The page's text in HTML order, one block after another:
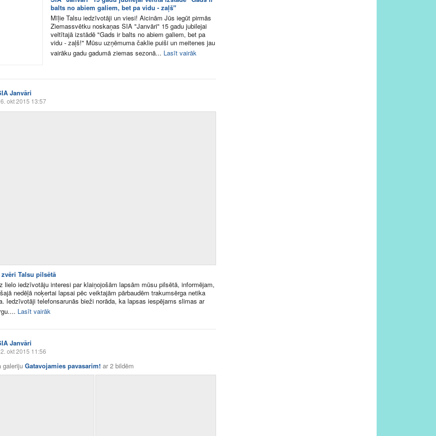
balts no abiem galiem, bet pa vidu - zaļš"
Mīļie Talsu iedzīvotāji un viesi! Aicinām Jūs iegūt pirmās
Ziemassvētku noskaņas SIA "Janvāri" 15 gadu jubilejai
veltītajā izstādē "Gads ir balts no abiem galiem, bet pa
vidu - zaļš!" Mūsu uzņēmuma čaklie puiši un meitenes jau
vairāku gadu gadumā ziemas sezonā... Lasīt vairāk
Janvāri
okt 2015 13:57
Talsu pilsētā
lielo iedzīvotāju interesi par klaiņojošām lapsām mūsu pilsētā, informējam,
nedēļā noķertai lapsai pēc veiktajām pārbaudēm trakumsērga netika
Iedzīvotāji telefonsarunās bieži norāda, ka lapsas iespējams slimas ar
Lasīt vairāk
Janvāri
okt 2015 11:56
galeriju Gatavojamies pavasarim! ar2 bildēm